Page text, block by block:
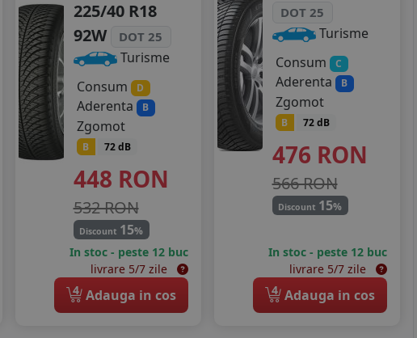
225/40 R18
92W
DOT 25
Turisme
Consum
D
Aderenta B
Zgomot
B 72 dB
448 RON
532 RON
Discount 15%
In stoc - peste 12 buc
livrare 5/7 zile
4 Adauga in cos
DOT 25
Turisme
Consum
C
Aderenta B
Zgomot
B 72 dB
476 RON
566 RON
Discount 15%
In stoc - peste 12 buc
livrare 5/7 zile
4 Adauga in cos